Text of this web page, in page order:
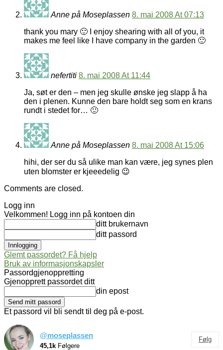
Anne på Moseplassen 8. mai 2008 At 07:13
thank you mary 🙂 I enjoy shearing with all of you, it
makes me feel like I have company in the garden 🙂
nefertiti 8. mai 2008 At 11:44
Ja, søt er den – men jeg skulle ønske jeg slapp å ha
den i plenen. Kunne den bare holdt seg som en krans
rundt i stedet for… 🙂
Anne på Moseplassen 8. mai 2008 At 15:06
hihi, der ser du så ulike man kan være, jeg synes plen
uten blomster er kjeeedelig 😉
Comments are closed.
Logg inn
Velkommen! Logg inn på kontoen din
ditt brukernavn
ditt passord
Glemt passordet? Få hjelp
Bruk av informasjonskapsler
Passordgjenoppretting
Gjenopprett passordet ditt
din epost
Et passord vil bli sendt til deg på e-post.
@moseplassen
45,1k Følgere
Følg